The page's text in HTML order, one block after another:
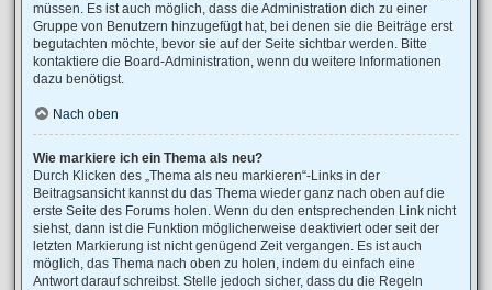
müssen. Es ist auch möglich, dass die Administration dich zu einer
Gruppe von Benutzern hinzugefügt hat, bei denen sie die Beiträge erst
begutachten möchte, bevor sie auf der Seite sichtbar werden. Bitte
kontaktiere die Board-Administration, wenn du weitere Informationen
dazu benötigst.
Nach oben
Wie markiere ich ein Thema als neu?
Durch Klicken des „Thema als neu markieren“-Links in der
Beitragsansicht kannst du das Thema wieder ganz nach oben auf die
erste Seite des Forums holen. Wenn du den entsprechenden Link nicht
siehst, dann ist die Funktion möglicherweise deaktiviert oder seit der
letzten Markierung ist nicht genügend Zeit vergangen. Es ist auch
möglich, das Thema nach oben zu holen, indem du einfach eine
Antwort darauf schreibst. Stelle jedoch sicher, dass du die Regeln